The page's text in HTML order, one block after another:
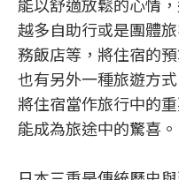
越多自助行或是團體
務飯店等，將住宿的
也有另外一種旅遊方
將住宿當作旅行中的
能成為旅途中的驚喜。